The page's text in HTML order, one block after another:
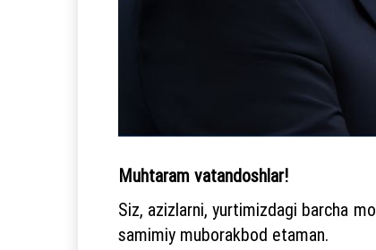
Muhtaram vatandoshlar!
Siz, azizlarni, yurtimizdagi barcha
samimiy muborakbod etaman.